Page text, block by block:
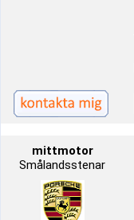
mittmotor
Smålandsstenar